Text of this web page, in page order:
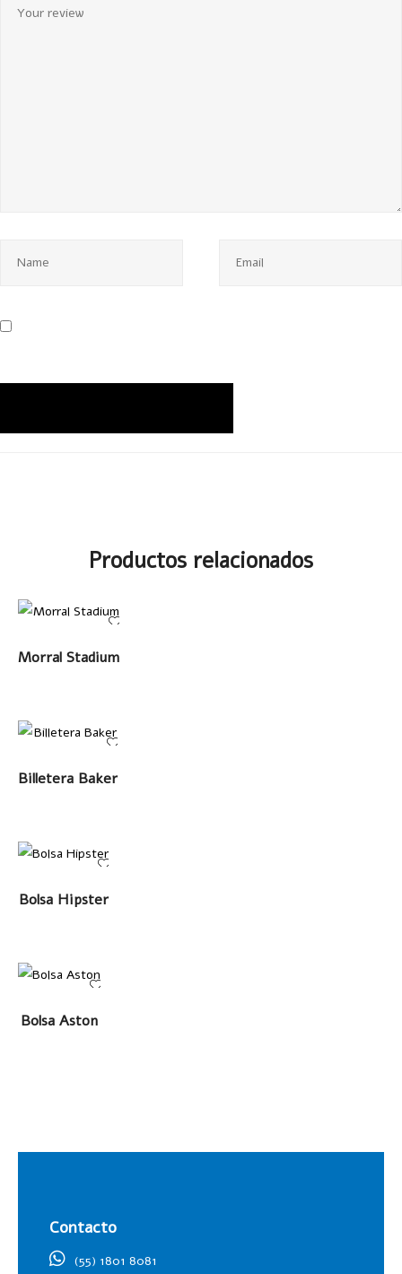
Productos relacionados
LEER MÁS
Morral Stadium
LEER MÁS
Billetera Baker
LEER MÁS
Bolsa Hipster
LEER MÁS
Bolsa Aston
Contacto
(55) 1801 8081